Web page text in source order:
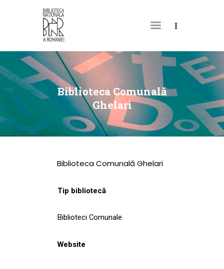
Biblioteca Comunală
Ghelari
DESPRE NOI
PERMISUL MEU DE
BIBLIOTECĂ
CATALOAGE ȘI
COLECȚII
CULTURALE
NOUTĂȚI
Biblioteca Comunală Ghelari
Tip bibliotecă
Biblioteci Comunale
Website